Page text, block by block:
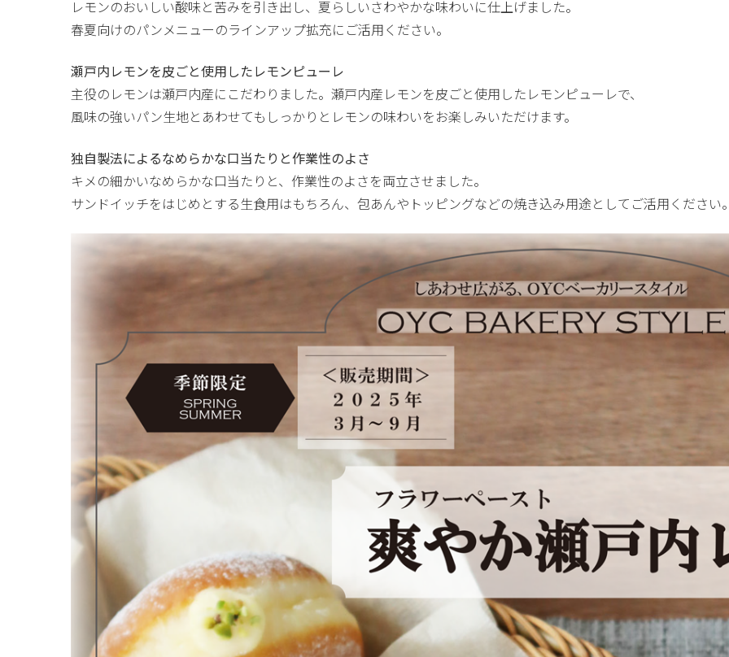
レモンのおいしい酸味と苦みを引き出し、夏らしいさわやかな味わいに仕上げました。
春夏向けのパンメニューのラインアップ拡充にご活用ください。
瀬戸内レモンを皮ごと使用したレモンピューレ
主役のレモンは瀬戸内産にこだわりました。瀬戸内産レモンを皮ごと使用したレモンピューレで、
風味の強いパン生地とあわせてもしっかりとレモンの味わいをお楽しみいただけます。
独自製法によるなめらかな口当たりと作業性のよさ
キメの細かいなめらかな口当たりと、作業性のよさを両立させました。
サンドイッチをはじめとする生食用はもちろん、包あんやトッピングなどの焼き込み用途としてご活用ください